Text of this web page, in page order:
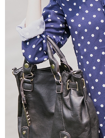
３．未成年的使用者請事先徵得
「AFTEE先享後付」，若未經同
４．使用「AFTEE先享後付」時
時審查核予不同之上限額度；若
請求用戶進行身份認證。
５．嚴禁一人註冊多個帳號或使用
恩沛科技股份有限公司將有權停